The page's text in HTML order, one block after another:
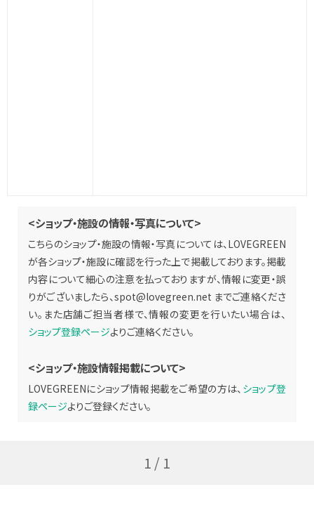
<ショップ・施設の情報・写真について>
こちらのショップ・施設の情報・写真については、LOVEGREEN
が各ショップ・施設に確認を行った上で掲載しております。掲載
内容について細心の注意を払っておりますが、情報に変更・誤
りがございましたら、spot@lovegreen.net までご連絡くださ
い。また店舗ご担当者様で、情報の変更を行いたい場合は、
ショップ登録ページよりご連絡ください。
<ショップ・施設情報掲載について>
LOVEGREENにショップ情報掲載をご希望の方は、 ショップ登
録ページよりご登録ください。
1 / 1